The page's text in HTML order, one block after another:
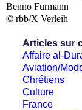
Benno Fürmann
© rbb/X Verleih
Articles sur
Affaire al-
Aviation/
Chrétiens
Culture
France